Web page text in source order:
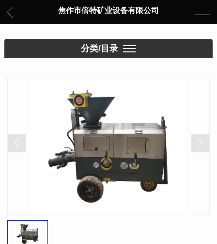
焦作市倍特矿业设备有限公司
分类/目录